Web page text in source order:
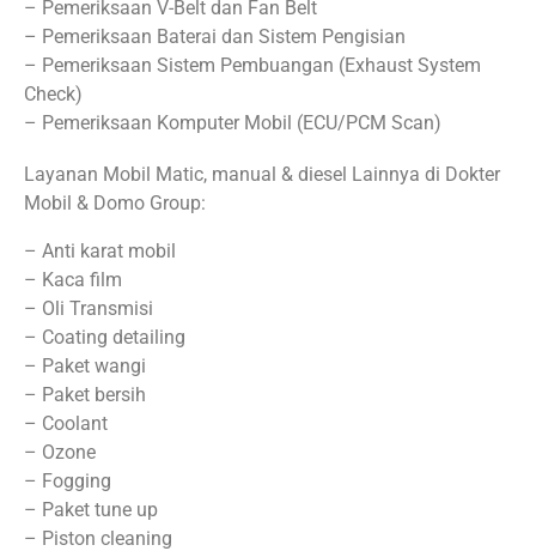
– Pemeriksaan V-Belt dan Fan Belt
– Pemeriksaan Baterai dan Sistem Pengisian
– Pemeriksaan Sistem Pembuangan (Exhaust System
Check)
– Pemeriksaan Komputer Mobil (ECU/PCM Scan)
Layanan Mobil Matic, manual & diesel Lainnya di Dokter
Mobil & Domo Group:
– Anti karat mobil
– Kaca film
– Oli Transmisi
– Coating detailing
– Paket wangi
– Paket bersih
– Coolant
– Ozone
– Fogging
– Paket tune up
– Piston cleaning